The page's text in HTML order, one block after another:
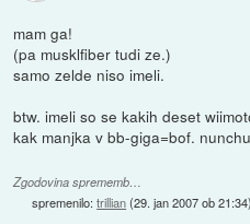
mam ga!
(pa musklfiber tudi ze.)
samo zelde niso imeli.
btw. imeli so se kakih deset
kak manjka v bb-giga=bof.
Zgodovina sprememb…
spremenilo:trillian(29. jan 2007 ob 21:34)